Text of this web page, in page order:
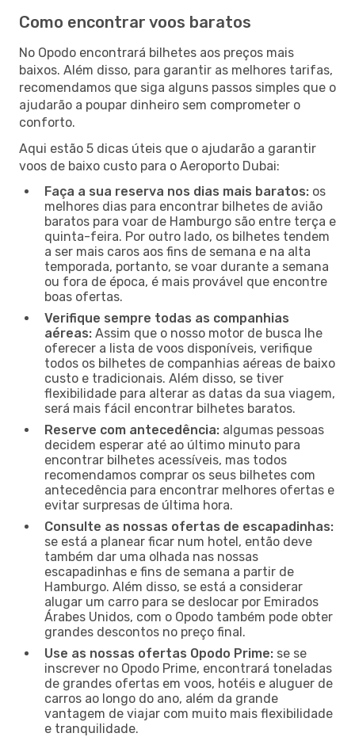
Como encontrar voos baratos
No Opodo encontrará bilhetes aos preços mais
baixos. Além disso, para garantir as melhores tarifas,
recomendamos que siga alguns passos simples que o
ajudarão a poupar dinheiro sem comprometer o
conforto.
Aqui estão 5 dicas úteis que o ajudarão a garantir
voos de baixo custo para o Aeroporto Dubai:
Faça a sua reserva nos dias mais baratos: os
melhores dias para encontrar bilhetes de avião
baratos para voar de Hamburgo são entre terça e
quinta-feira. Por outro lado, os bilhetes tendem
a ser mais caros aos fins de semana e na alta
temporada, portanto, se voar durante a semana
ou fora de época, é mais provável que encontre
boas ofertas.
Verifique sempre todas as companhias
aéreas: Assim que o nosso motor de busca lhe
oferecer a lista de voos disponíveis, verifique
todos os bilhetes de companhias aéreas de baixo
custo e tradicionais. Além disso, se tiver
flexibilidade para alterar as datas da sua viagem,
será mais fácil encontrar bilhetes baratos.
Reserve com antecedência: algumas pessoas
decidem esperar até ao último minuto para
encontrar bilhetes acessíveis, mas todos
recomendamos comprar os seus bilhetes com
antecedência para encontrar melhores ofertas e
evitar surpresas de última hora.
Consulte as nossas ofertas de escapadinhas:
se está a planear ficar num hotel, então deve
também dar uma olhada nas nossas
escapadinhas e fins de semana a partir de
Hamburgo. Além disso, se está a considerar
alugar um carro para se deslocar por Emirados
Árabes Unidos, com o Opodo também pode obter
grandes descontos no preço final.
Use as nossas ofertas Opodo Prime: se se
inscrever no Opodo Prime, encontrará toneladas
de grandes ofertas em voos, hotéis e aluguer de
carros ao longo do ano, além da grande
vantagem de viajar com muito mais flexibilidade
e tranquilidade.